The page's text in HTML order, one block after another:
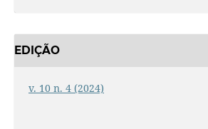
EDIÇÃO
v. 10 n. 4 (2024)